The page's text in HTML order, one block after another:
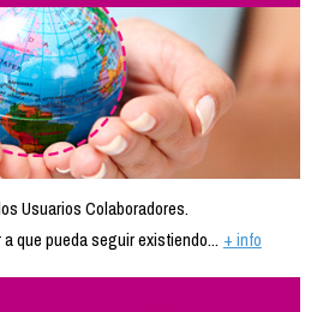
Usuarios Colaboradores.
que pueda seguir existiendo... + info